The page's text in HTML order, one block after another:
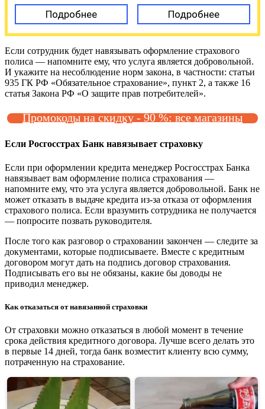
Подробнее Подробнее
Если сотрудник будет навязывать оформление страхового
полиса — напомните ему, что услуга является добровольной.
И укажите на несоблюдение норм закона, в частности: статьи
935 ГК РФ «Обязательное страхование», пункт 2, а также 16
статья Закона РФ «О защите прав потребителей».
Промокоды на скидку - 90 %: все магазины
Если Росгосстрах Банк навязывает страховку
Если при оформлении кредита менеджер Росгосстрах Банка
навязывает вам оформление полиса страхования —
напомните ему, что эта услуга является добровольной. Банк не
может отказать в выдаче кредита из-за отказа от оформления
страхового полиса. Если вразумить сотрудника не получается
— попросите позвать руководителя.
После того как разговор о страховании закончен — следите за
документами, которые подписываете. Вместе с кредитным
договором могут дать на подпись договор страхования.
Подписывать его вы не обязаны, какие бы доводы не
приводил менеджер.
Как отказаться от навязанной страховки
От страховки можно отказаться в любой момент в течение
срока действия кредитного договора. Лучше всего делать это
в первые 14 дней, тогда банк возместит клиенту всю сумму,
потраченную на страхование.